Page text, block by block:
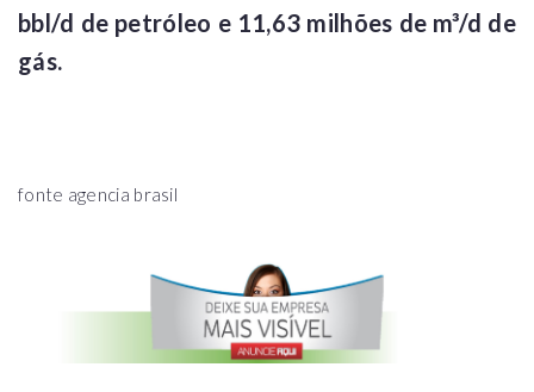
bbl/d de petróleo e 11,63 milhões de m³/d de
gás.
fonte agencia brasil